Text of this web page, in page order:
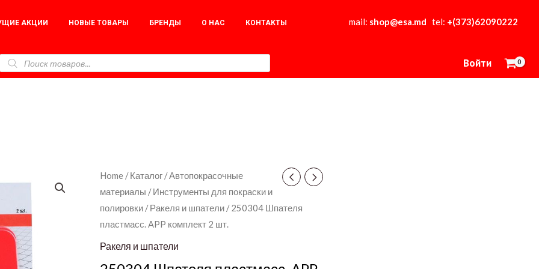
АКЦИИ НОВЫЕ ТОВАРЫ БРЕНДЫ О НАС КОНТАКТЫ mail: shop@esa.md tel: +(373)62090222
Войти
Home /Каталог /Автопокрасочные
материалы /Инструменты для покраски и
полировки /Ракеля и шпатели / 250304 Шпателя
пластмасс. APP комплект 2 шт.
Ракеля и шпатели
250304
Шпателя
пластмасс.
APP
комплект
2